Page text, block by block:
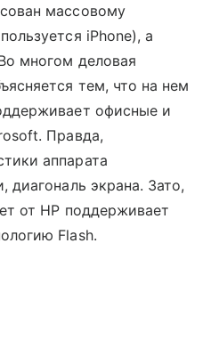
массовому
iPhone), а
многом деловая
тем, что на нем
офисные и
Правда,
аппарата
диагональ экрана. Зато,
от НР поддерживает
Flash.